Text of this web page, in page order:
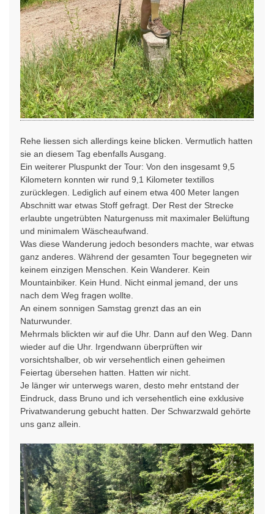
Rehe liessen sich allerdings keine blicken. Vermutlich hatten
sie an diesem Tag ebenfalls Ausgang.
Ein weiterer Pluspunkt der Tour: Von den insgesamt 9,5
Kilometern konnten wir rund 9,1 Kilometer textillos
zurücklegen. Lediglich auf einem etwa 400 Meter langen
Abschnitt war etwas Stoff gefragt. Der Rest der Strecke
erlaubte ungetrübten Naturgenuss mit maximaler Belüftung
und minimalem Wäscheaufwand.
Was diese Wanderung jedoch besonders machte, war etwas
ganz anderes. Während der gesamten Tour begegneten wir
keinem einzigen Menschen. Kein Wanderer. Kein
Mountainbiker. Kein Hund. Nicht einmal jemand, der uns
nach dem Weg fragen wollte.
An einem sonnigen Samstag grenzt das an ein
Naturwunder.
Mehrmals blickten wir auf die Uhr. Dann auf den Weg. Dann
wieder auf die Uhr. Irgendwann überprüften wir
vorsichtshalber, ob wir versehentlich einen geheimen
Feiertag übersehen hatten. Hatten wir nicht.
Je länger wir unterwegs waren, desto mehr entstand der
Eindruck, dass Bruno und ich versehentlich eine exklusive
Privatwanderung gebucht hatten. Der Schwarzwald gehörte
uns ganz allein.